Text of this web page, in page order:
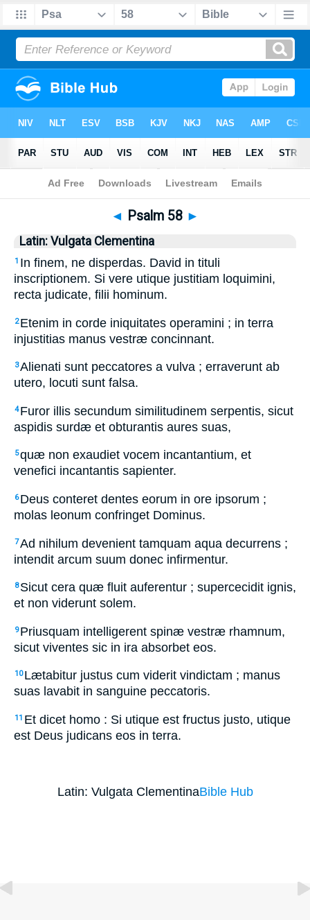
Bible>Latin > Psalm 58
◄ Psalm 58 ►
Latin: Vulgata Clementina
1 In finem, ne disperdas. David in tituli
inscriptionem. Si vere utique justitiam loquimini,
recta judicate, filii hominum.
2 Etenim in corde iniquitates operamini ; in terra
injustitias manus vestræ concinnant.
3Alienati sunt peccatores a vulva ; erraverunt ab
utero, locuti sunt falsa.
4 Furor illis secundum similitudinem serpentis, sicut
aspidis surdæ et obturantis aures suas,
5quæ non exaudiet vocem incantantium, et
venefici incantantis sapienter.
6 Deus conteret dentes eorum in ore ipsorum ;
molas leonum confringet Dominus.
7Ad nihilum devenient tamquam aqua decurrens ;
intendit arcum suum donec infirmentur.
8 Sicut cera quæ fluit auferentur ; supercecidit ignis,
et non viderunt solem.
9 Priusquam intelligerent spinæ vestræ rhamnum,
sicut viventes sic in ira absorbet eos.
10 Lætabitur justus cum viderit vindictam ; manus
suas lavabit in sanguine peccatoris.
11 Et dicet homo : Si utique est fructus justo, utique
est Deus judicans eos in terra.
Latin: Vulgata ClementinaBible Hub